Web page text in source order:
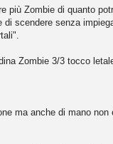
più Zombie di quanto
scendere senza
Zombie 3/3 tocco
ma anche di mano non